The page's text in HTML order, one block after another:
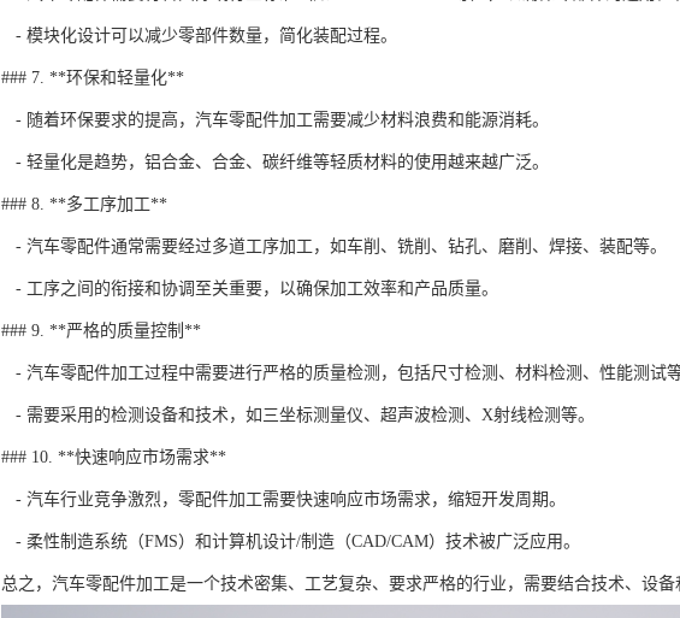
- 模块化设计可以减少零部件数量，简化装配过程。
### 7. **环保和轻量化**
- 随着环保要求的提高，汽车零配件加工需要减少材料浪费和能源消耗。
- 轻量化是趋势，铝合金、合金、碳纤维等轻质材料的使用越来越广泛。
### 8. **多工序加工**
- 汽车零配件通常需要经过多道工序加工，如车削、铣削、钻孔、磨削、焊接、装配等。
- 工序之间的衔接和协调至关重要，以确保加工效率和产品质量。
### 9. **严格的质量控制**
- 汽车零配件加工过程中需要进行严格的质量检测，包括尺寸检测、材料检测、性能测试
- 需要采用的检测设备和技术，如三坐标测量仪、超声波检测、X射线检测等。
### 10. **快速响应市场需求**
- 汽车行业竞争激烈，零配件加工需要快速响应市场需求，缩短开发周期。
- 柔性制造系统（FMS）和计算机设计/制造（CAD/CAM）技术被广泛应用。
总之，汽车零配件加工是一个技术密集、工艺复杂、要求严格的行业，需要结合技术、设